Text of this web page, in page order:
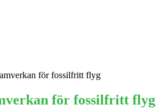
för fossilfritt flyg
för fossilfritt flyg